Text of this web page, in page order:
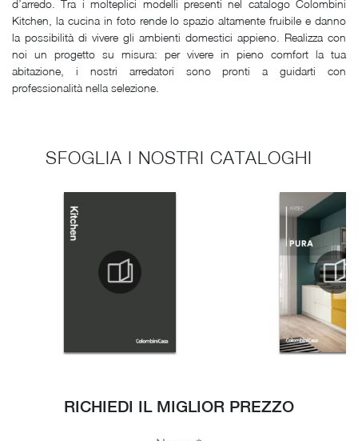
d’arredo. Tra i molteplici modelli presenti nel catalogo Colombini
Kitchen, la cucina in foto rende lo spazio altamente fruibile e danno
la possibilità di vivere gli ambienti domestici appieno. Realizza con
noi un progetto su misura: per vivere in pieno comfort la tua
abitazione, i nostri arredatori sono pronti a guidarti con
professionalità nella selezione.
SFOGLIA I NOSTRI CATALOGHI
RICHIEDI IL MIGLIOR PREZZO